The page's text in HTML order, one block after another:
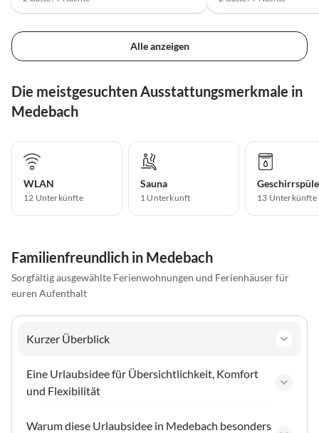
Alle anzeigen
Die meistgesuchten Ausstattungsmerkmale in
Medebach
WLAN
12 Unterkünfte
Sauna
1 Unterkunft 13 Unterkünfte
Familienfreundlich in Medebach
Sorgfältig ausgewählte Ferienwohnungen und Ferienhäuser für
euren Aufenthalt
Kurzer Überblick
Eine Urlaubsidee für Übersichtlichkeit, Komfort
und Flexibilität
Warum diese Urlaubsidee in Medebach besonders